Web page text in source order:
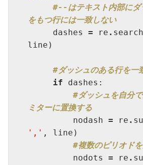
#--はテキスト内部にダ
をもつ行には一致しない
dashes = re .
line)
#ダッシュのある行を一
if dashes:
#ダッシュを自分
ミターに置換する
nodash = re .
',' , line)
#複数のピリオド
nodots = re .